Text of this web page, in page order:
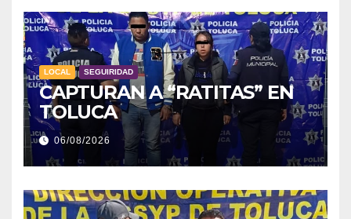
LOCAL SEGUIRIDAD
CAPTURAN A “RATITAS” EN
TOLUCA
06/08/2026